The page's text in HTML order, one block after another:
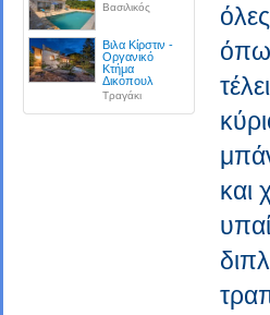
Βασιλικός
Βιλα Κίρστιν -
Οργανικό
Κτήμα
Δικόπουλ
Τραγάκι
και